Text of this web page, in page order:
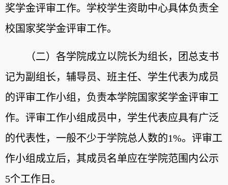
奖学金评审工作。学校学生资助中心具体负责全
校国家奖学金评审工作。
（二）各学院成立以院长为组长，团总支书
记为副组长，辅导员、班主任、学生代表为成员
的评审工作小组，负责本学院国家奖学金评审工
作。评审工作小组成员中，学生代表应具有广泛
的代表性，一般不少于学院总人数的1%。评审工
作小组成立后，其成员名单应在学院范围内公示
5个工作日。